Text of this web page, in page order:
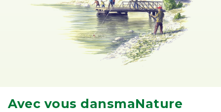
Avec vous dansmaNature